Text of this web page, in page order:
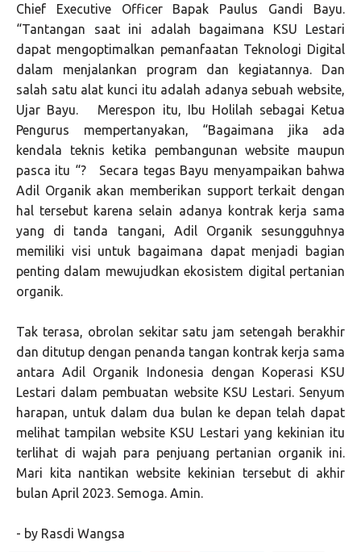
Chief Executive Officer Bapak Paulus Gandi Bayu.
“Tantangan saat ini adalah bagaimana KSU Lestari
dapat mengoptimalkan pemanfaatan Teknologi Digital
dalam menjalankan program dan kegiatannya. Dan
salah satu alat kunci itu adalah adanya sebuah website,
Ujar Bayu. Merespon itu, Ibu Holilah sebagai Ketua
Pengurus mempertanyakan, “Bagaimana jika ada
kendala teknis ketika pembangunan website maupun
pasca itu “? Secara tegas Bayu menyampaikan bahwa
Adil Organik akan memberikan support terkait dengan
hal tersebut karena selain adanya kontrak kerja sama
yang di tanda tangani, Adil Organik sesungguhnya
memiliki visi untuk bagaimana dapat menjadi bagian
penting dalam mewujudkan ekosistem digital pertanian
organik.
Tak terasa, obrolan sekitar satu jam setengah berakhir
dan ditutup dengan penanda tangan kontrak kerja sama
antara Adil Organik Indonesia dengan Koperasi KSU
Lestari dalam pembuatan website KSU Lestari. Senyum
harapan, untuk dalam dua bulan ke depan telah dapat
melihat tampilan website KSU Lestari yang kekinian itu
terlihat di wajah para penjuang pertanian organik ini.
Mari kita nantikan website kekinian tersebut di akhir
bulan April 2023. Semoga. Amin.
- by Rasdi Wangsa